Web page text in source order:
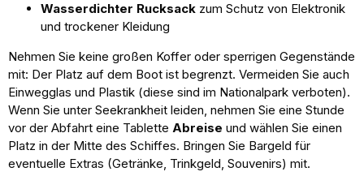
Wasserdichter Rucksack zum Schutz von Elektronik
und trockener Kleidung
Nehmen Sie keine großen Koffer oder sperrigen Gegenstände
mit: Der Platz auf dem Boot ist begrenzt. Vermeiden Sie auch
Einwegglas und Plastik (diese sind im Nationalpark verboten).
Wenn Sie unter Seekrankheit leiden, nehmen Sie eine Stunde
vor der Abfahrt eine Tablette Abreise und wählen Sie einen
Platz in der Mitte des Schiffes. Bringen Sie Bargeld für
eventuelle Extras (Getränke, Trinkgeld, Souvenirs) mit.